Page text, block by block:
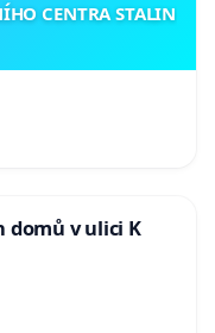
CENTRA STALIN
domů v ulici K